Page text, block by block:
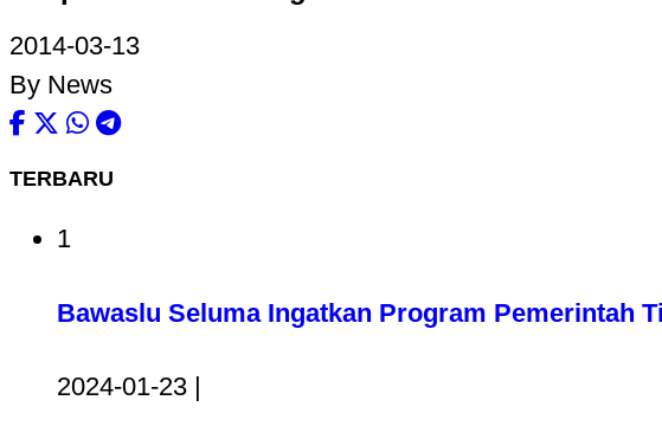
2014-03-13
By News
TERBARU
1
Bawaslu Seluma Ingatkan Program Pemerintah
2024-01-23 |